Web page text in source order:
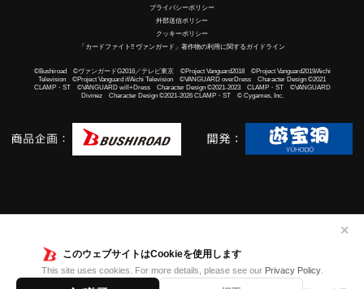
このウェブサイトはCookieを使用します
This site uses cookies. For more details, please see our Privacy Policy.
✕
プライバシーポリシー
外部送信ポリシー
クッキーポリシー
「カードファイト!! ヴァンガード」著作物の利用に関するガイドライン
©Bushiroad ©ヴァンガードG2016／テレビ東京 ©Project Vanguard2018 ©Project Vanguard2019/Aichi
Television ©Project Vanguard if/Aichi Television ©VANGUARD overDress Character Design ©2021
CLAMP・ST ©VANGUARD will+Dress Character Design ©2021-2023 CLAMP・ST ©VANGUARD
Divinez Character Design ©2021-2026 CLAMP・ST © Cygames, Inc.